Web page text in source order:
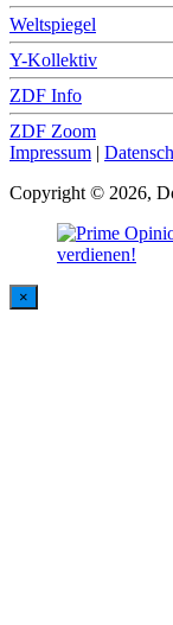
Weltspiegel
Y-Kollektiv
ZDF Info
ZDF Zoom
Impressum |
Copyright © 2026,
×